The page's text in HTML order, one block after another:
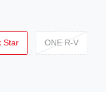
Star ONE R-V